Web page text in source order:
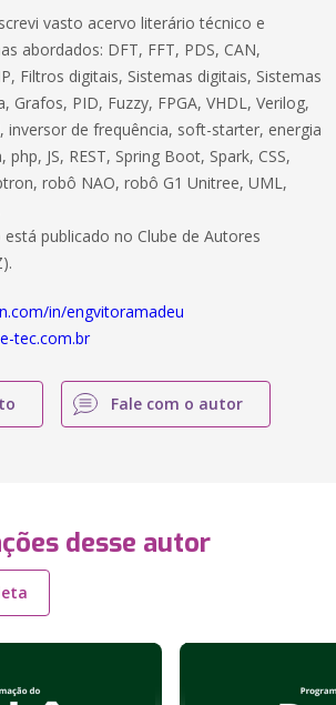
vasto acervo literário técnico e
abordados: DFT, FFT, PDS, CAN,
Filtros digitais, Sistemas digitais, Sistemas
Grafos, PID, Fuzzy, FPGA, VHDL, Verilog,
inversor de frequência, soft-starter, energia
php, JS, REST, Spring Boot, Spark, CSS,
robô NAO, robô G1 Unitree, UML,
publicado no Clube de Autores
in/engvitoramadeu
tec.com.br
Fale com o autor
desse autor